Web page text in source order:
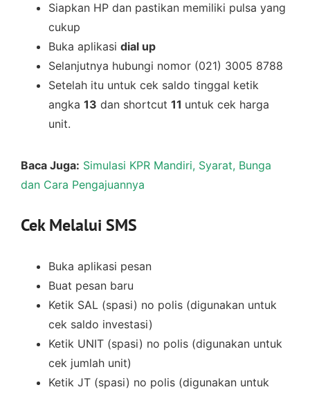
Siapkan HP dan pastikan memiliki pulsa yang
cukup
Buka aplikasi dial up
Selanjutnya hubungi nomor (021) 3005 8788
Setelah itu untuk cek saldo tinggal ketik
angka 13 dan shortcut 11 untuk cek harga
unit.
Baca Juga: Simulasi KPR Mandiri, Syarat, Bunga
dan Cara Pengajuannya
Cek Melalui SMS
Buka aplikasi pesan
Buat pesan baru
Ketik SAL (spasi) no polis (digunakan untuk
cek saldo investasi)
Ketik UNIT (spasi) no polis (digunakan untuk
cek jumlah unit)
Ketik JT (spasi) no polis (digunakan untuk